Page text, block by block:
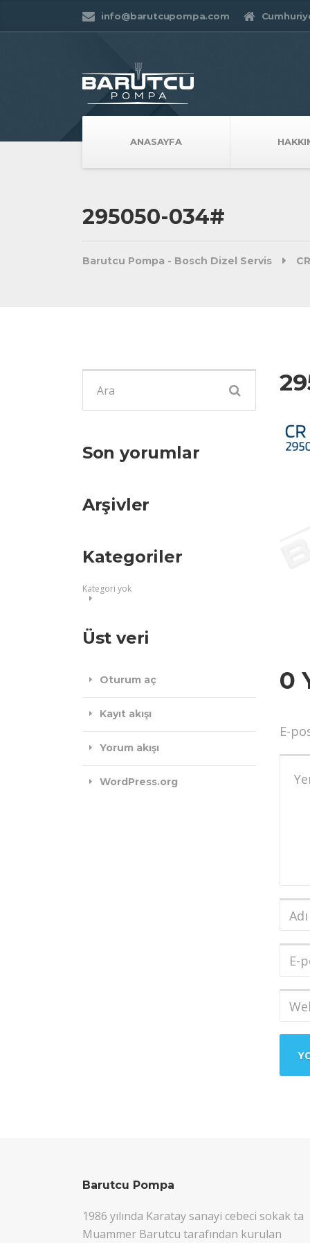
info@barutcupompa.com
ANASAYFA
295050-034#
Barutcu Pompa - Bosch Dizel Servis
0
E-
Adı
Web
ara:
Son yorumlar
Arşivler
Kategoriler
Kategori yok
Üst veri
Oturum aç
Kayıt akışı
Yorum akışı
WordPress.org
Barutcu Pompa
1986 yılında Karatay sanayi cebeci sokak ta
Muammer Barutcu tarafından kurulan